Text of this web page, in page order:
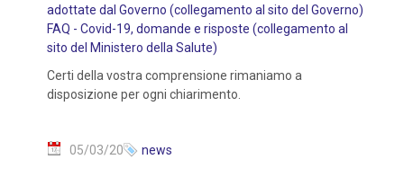
adottate dal Governo (collegamento al sito del Governo)
FAQ - Covid-19, domande e risposte (collegamento al
sito del Ministero della Salute)
Certi della vostra comprensione rimaniamo a
disposizione per ogni chiarimento.
05/03/20 news